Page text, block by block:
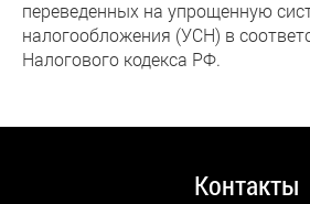
переведенных на упрощенную
налогообложения (УСН) в
Налогового кодекса РФ.
Контакты